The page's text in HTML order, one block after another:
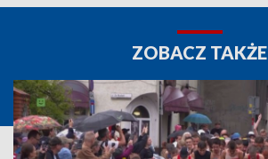
ZOBACZ TAKŻE